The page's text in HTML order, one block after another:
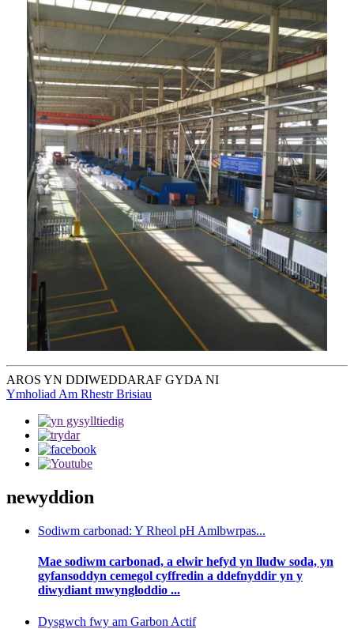
AROS YN DDIWEDDARAF GYDA NI
Ymholiad Am Rhestr Brisiau
newyddion
Sodiwm carbonad: Y Rheol pH Amlbwrpas...
Mae sodiwm carbonad, a elwir hefyd yn lludw soda, yn
gyfansoddyn cemegol cyffredin a ddefnyddir yn y
diwydiant mwyngloddio ...
Dysgwch fwy am Garbon Actif